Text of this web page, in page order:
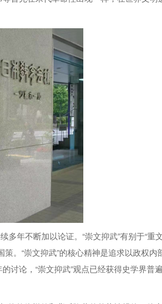
多年不断加以论证。“崇文抑武”有别于“重
。“崇文抑武”的核心精神是追求以政权内
讨论，“崇文抑武”观点已经获得史学界普遍